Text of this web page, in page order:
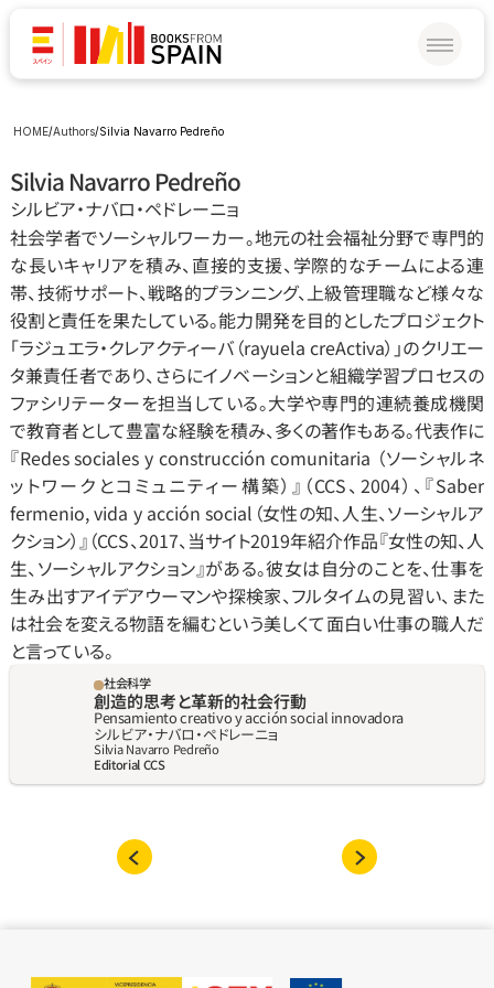
HOME/Authors/Silvia Navarro Pedreño
Silvia Navarro Pedreño
シルビア‧ナバロ‧ペドレーニョ
社会学者でソーシャルワーカー。地元の社会福祉分野で専門的
な長いキャリアを積み、直接的支援、学際的なチームによる連
帯、技術サポート、戦略的プランニング、上級管理職など様々な
役割と責任を果たしている。能力開発を目的としたプロジェクト
「ラジュエラ‧クレアクティーバ（rayuela creActiva）」のクリエー
タ兼責任者であり、さらにイノベーションと組織学習プロセスの
ファシリテーターを担当している。大学や専門的連続養成機関
で教育者として豊富な経験を積み、多くの著作もある。代表作に
『Redes sociales y construcción comunitaria （ソーシャルネ
ットワークとコミュニティー構築）』（CCS、2004）、『Saber
fermenio, vida y acción social（女性の知、人生、ソーシャルア
クション）』（CCS、2017、当サイト2019年紹介作品『女性の知、人
生、ソーシャルアクション』がある。彼女は自分のことを、仕事を
生み出すアイデアウーマンや探検家、フルタイムの見習い、また
は社会を変える物語を編むという美しくて面白い仕事の職人だ
と言っている。
社会科学
創造的思考と革新的社会行動
Pensamiento creativo y acción social innovadora
シルビア‧ナバロ‧ペドレーニョ
Silvia Navarro Pedreño
Editorial CCS